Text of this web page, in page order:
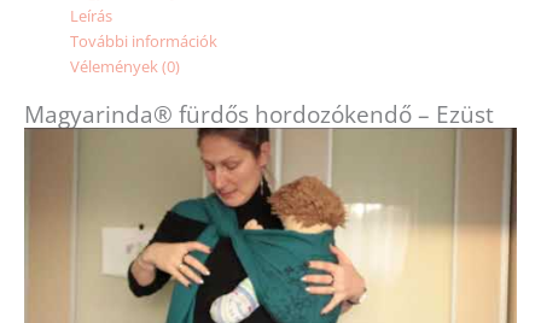
Leírás
További információk
Vélemények (0)
Magyarinda® fürdős hordozókendő – Ezüst